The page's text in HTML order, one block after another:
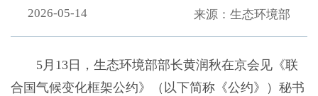
2026-05-14 来源：生态环境部
5月13日，生态环境部部长黄润秋在京会见《联
合国气候变化框架公约》（以下简称《公约》）秘书